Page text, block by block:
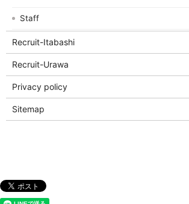
Staff
Recruit-Itabashi
Recruit-Urawa
Privacy policy
Sitemap